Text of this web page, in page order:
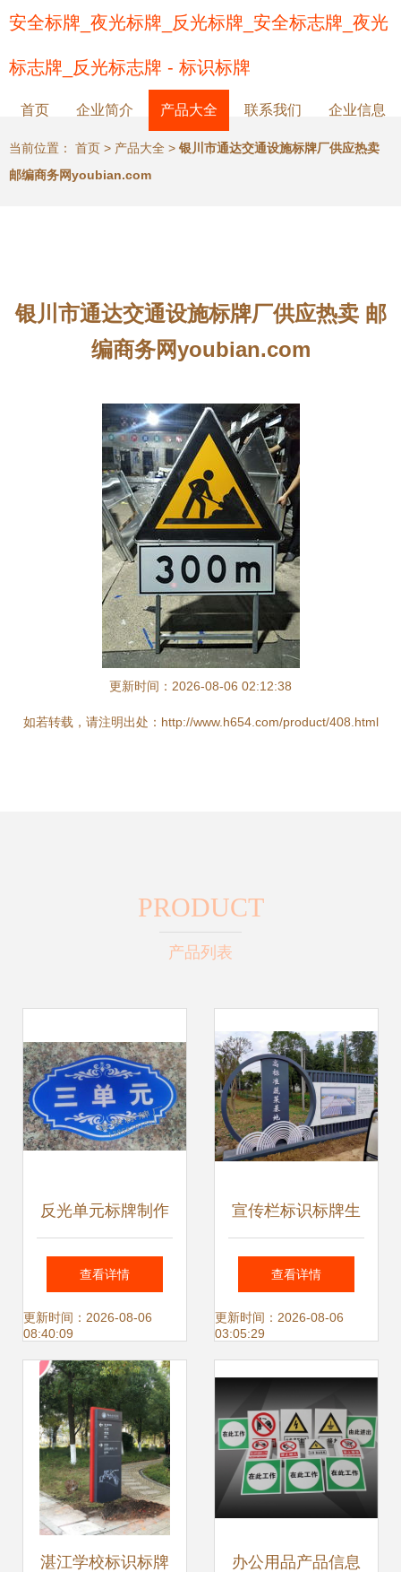
安全标牌_夜光标牌_反光标牌_安全标志牌_夜光
标志牌_反光标志牌 - 标识标牌
首页 企业简介 产品大全 联系我们 企业信息
当前位置： 首页 > 产品大全 > 银川市通达交通设施标牌厂供应热卖
邮编商务网youbian.com
银川市通达交通设施标牌厂供应热卖 邮
编商务网youbian.com
更新时间：2026-08-06 02:12:38
如若转载，请注明出处：http://www.h654.com/product/408.html
PRODUCT
产品列表
反光单元标牌制作
厂家
查看详情
更新时间：2026-08-06
08:40:09
宣传栏标识标牌生
产厂家 山西晋畅广
告 运城标识标牌宣
查看详情
更新时间：2026-08-06
03:05:29
湛江学校标识标牌 办公用品产品信息